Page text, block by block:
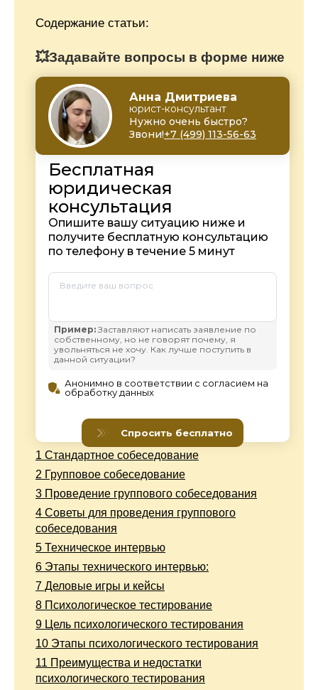
Содержание статьи:
💥Задавайте вопросы в форме ниже
1 Стандартное собеседование
2 Групповое собеседование
3 Проведение группового собеседования
4 Советы для проведения группового
собеседования
5 Техническое интервью
6 Этапы технического интервью:
7 Деловые игры и кейсы
8 Психологическое тестирование
9 Цель психологического тестирования
10 Этапы психологического тестирования
11 Преимущества и недостатки
психологического тестирования